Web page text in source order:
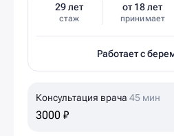
29 лет
стаж
от 18 лет
принимает
Работает с
Консультация врача 45 мин
3000 ₽